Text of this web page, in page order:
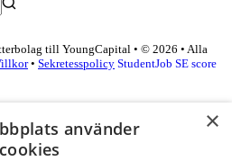
till YoungCapital • © 2026 • Alla
• Sekretesspolicy StudentJob SE score
×
använder
cookies